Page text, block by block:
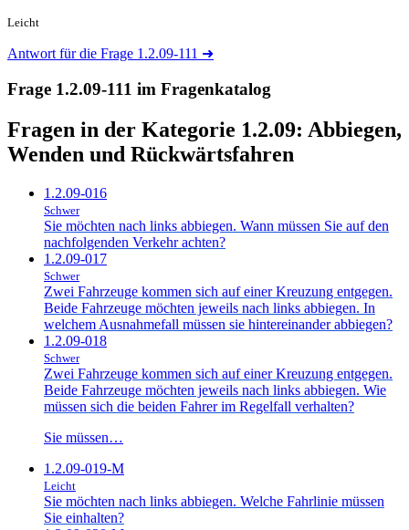
Leicht
Antwort für die Frage 1.2.09-111 ➜
Frage 1.2.09-111 im Fragenkatalog
Fragen in der Kategorie 1.2.09: Abbiegen,
Wenden und Rückwärtsfahren
1.2.09-016
Schwer
Sie möchten nach links abbiegen. Wann müssen Sie auf den
nachfolgenden Verkehr achten?
1.2.09-017
Schwer
Zwei Fahrzeuge kommen sich auf einer Kreuzung entgegen.
Beide Fahrzeuge möchten jeweils nach links abbiegen. In
welchem Ausnahmefall müssen sie hintereinander abbiegen?
1.2.09-018
Schwer
Zwei Fahrzeuge kommen sich auf einer Kreuzung entgegen.
Beide Fahrzeuge möchten jeweils nach links abbiegen. Wie
müssen sich die beiden Fahrer im Regelfall verhalten?
Sie müssen…
1.2.09-019-M
Leicht
Sie möchten nach links abbiegen. Welche Fahrlinie müssen
Sie einhalten?